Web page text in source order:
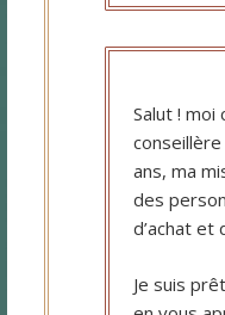
Salut ! moi
ans, ma
des
d’achat et
Je suis